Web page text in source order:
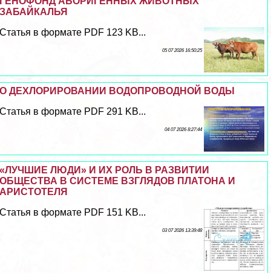
ЗАБАЙКАЛЬЯ
Статья в формате PDF 123 KB...
05 07 2026 16:50:25
О ДЕХЛОРИРОВАНИИ ВОДОПРОВОДНОЙ ВОДЫ
Статья в формате PDF 291 KB...
04 07 2026 8:27:44
«ЛУЧШИЕ ЛЮДИ» И ИХ РОЛЬ В РАЗВИТИИ
ОБЩЕСТВА В СИСТЕМЕ ВЗГЛЯДОВ ПЛАТОНА И
АРИСТОТЕЛЯ
Статья в формате PDF 151 KB...
03 07 2026 13:39:48